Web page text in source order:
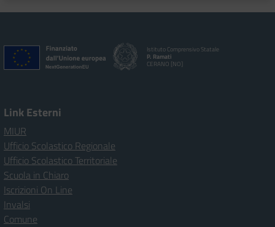
Istituto Comprensivo Statale
P. Ramati
CERANO [NO]
Link Esterni
MIUR
Ufficio Scolastico Regionale
Ufficio Scolastico Territoriale
Scuola in Chiaro
Iscrizioni On Line
Invalsi
Comune